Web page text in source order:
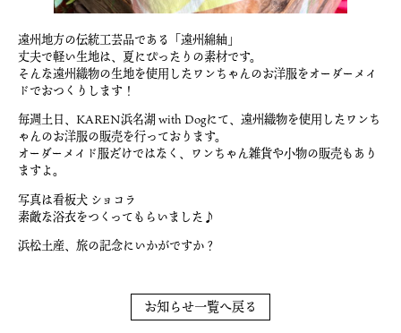
遠州地方の伝統工芸品である「遠州綿紬」
丈夫で軽い生地は、夏にぴったりの素材です。
そんな遠州織物の生地を使用したワンちゃんのお洋服をオーダーメイ
ドでおつくりします！
毎週土日、KAREN浜名湖 with Dogにて、遠州織物を使用したワンち
ゃんのお洋服の販売を行っております。
オーダーメイド服だけではなく、ワンちゃん雑貨や小物の販売もあり
ますよ。
写真は看板犬 ショコラ
素敵な浴衣をつくってもらいました♪
浜松土産、旅の記念にいかがですか？
お知らせ一覧へ戻る